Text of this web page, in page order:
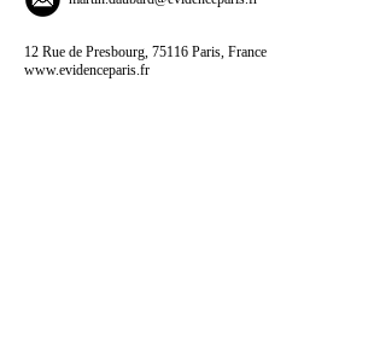
12 Rue de Presbourg, 75116 Paris, France
www.evidenceparis.fr